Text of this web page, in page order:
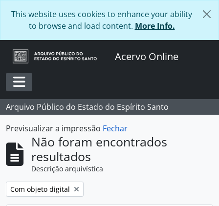
This website uses cookies to enhance your ability
to browse and load content. More Info.
Acervo Online
Toggle navigation
Arquivo Público do Estado do Espírito Santo
Previsualizar a impressão Fechar
Não foram encontrados
resultados
Descrição arquivística
Remover filtro:
Com objeto digital